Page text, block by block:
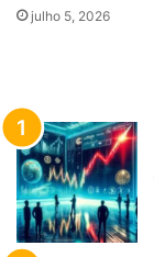
julho 5, 2026